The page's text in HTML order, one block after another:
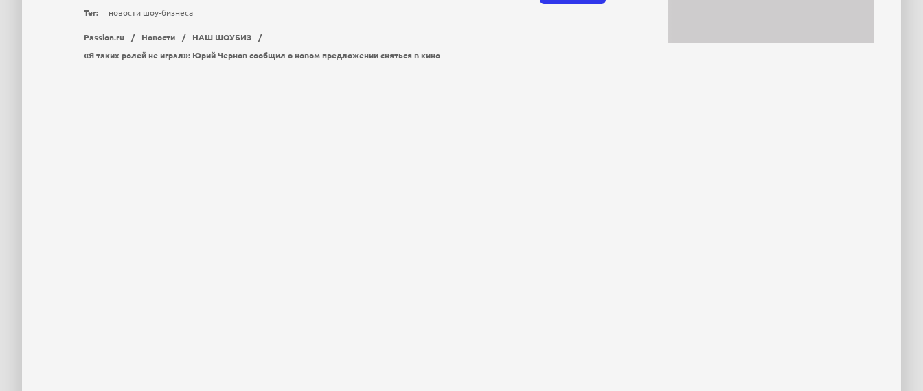
Тег: новости шоу-бизнеса
Passion.ru / Новости / НАШ ШОУБИЗ
/
«Я таких ролей не играл»: Юрий Чернов сообщил о новом предложении сняться в кино